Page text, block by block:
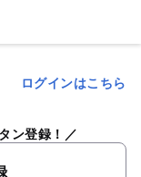
ログインはこちら
ン登録！